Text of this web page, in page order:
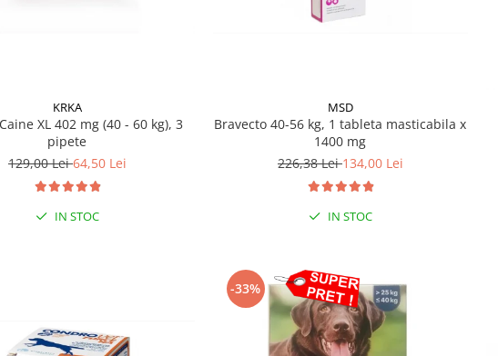
KRKA
XL 402 mg (40 - 60 kg), 3
pipete
129,00 Lei64,50 Lei
IN STOC
MSD
Bravecto 40-56 kg, 1 tableta masticabila x
1400 mg
226,38 Lei134,00 Lei
IN STOC
-33%